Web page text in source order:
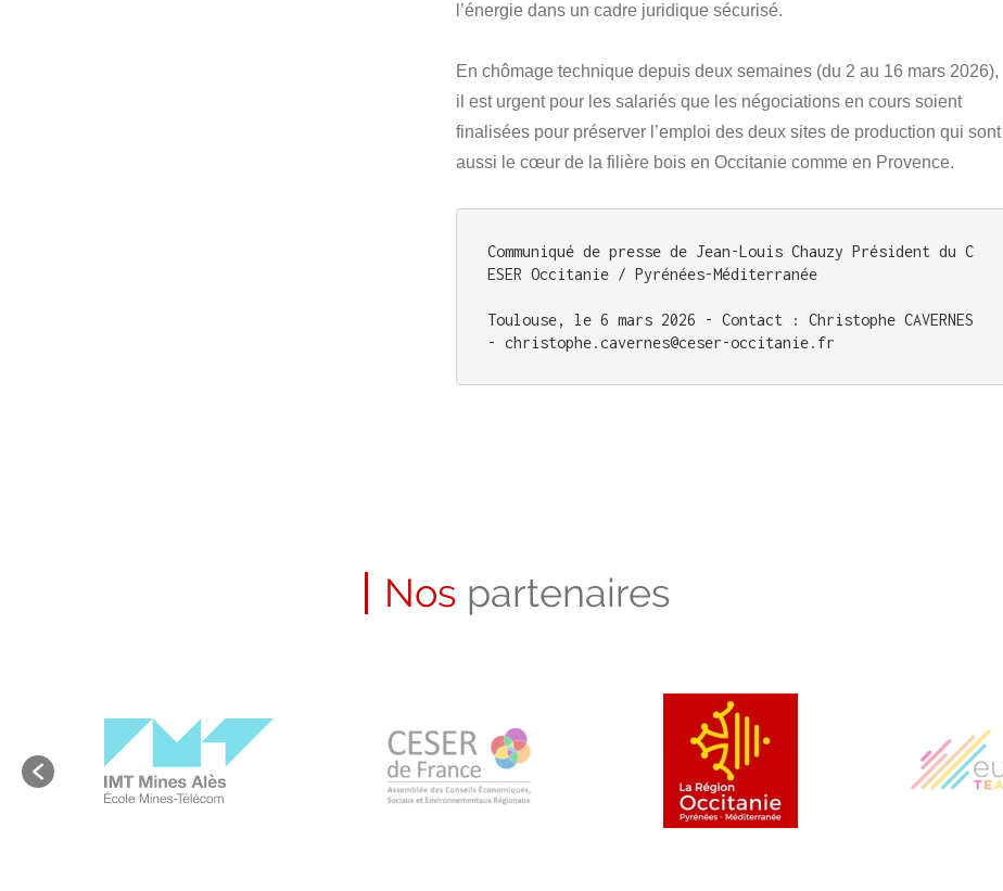
l’énergie dans un cadre juridique sécurisé.
En chômage technique depuis deux semaines (du 2 au 16 mars 2026),
il est urgent pour les salariés que les négociations en cours soient
finalisées pour préserver l’emploi des deux sites de production qui sont
aussi le cœur de la filière bois en Occitanie comme en Provence.
Communiqué de presse de Jean-Louis Chauzy Président du C
ESER Occitanie / Pyrénées-Méditerranée
Toulouse, le 6 mars 2026 - Contact : Christophe CAVERNES
- christophe.cavernes@ceser-occitanie.fr
Nos partenaires